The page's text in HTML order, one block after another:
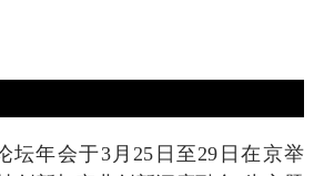
坛年会于3月25日至29日在京举